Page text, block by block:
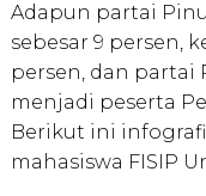
Adapun partai
sebesar 9 persen,
persen, dan partai
menjadi peserta
Berikut ini
mahasiswa FISIP